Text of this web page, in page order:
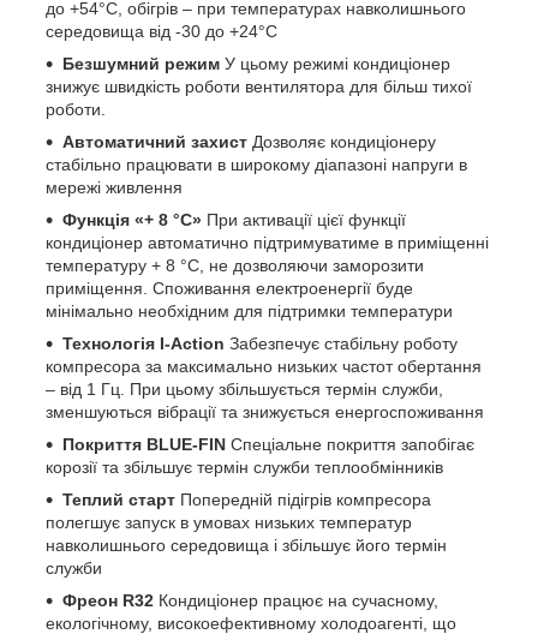
до +54°C, обігрів – при температурах навколишнього
середовища від -30 до +24°C
Безшумний режим У цьому режимі кондиціонер
знижує швидкість роботи вентилятора для більш тихої
роботи.
Автоматичний захист Дозволяє кондиціонеру
стабільно працювати в широкому діапазоні напруги в
мережі живлення
Функція «+ 8 °C» При активації цієї функції
кондиціонер автоматично підтримуватиме в приміщенні
температуру + 8 °C, не дозволяючи заморозити
приміщення. Споживання електроенергії буде
мінімально необхідним для підтримки температури
Технологія I-Action Забезпечує стабільну роботу
компресора за максимально низьких частот обертання
– від 1 Гц. При цьому збільшується термін служби,
зменшуються вібрації та знижується енергоспоживання
Покриття BLUE-FIN Спеціальне покриття запобігає
корозії та збільшує термін служби теплообмінників
Теплий старт Попередній підігрів компресора
полегшує запуск в умовах низьких температур
навколишнього середовища і збільшує його термін
служби
Фреон R32 Кондиціонер працює на сучасному,
екологічному, високоефективному холодоагенті, що